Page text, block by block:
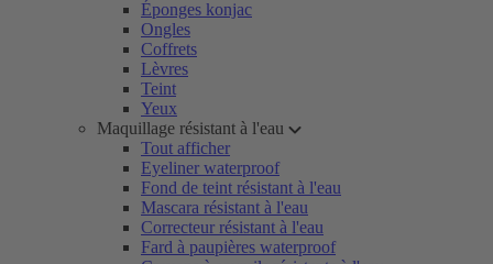
Éponges konjac
Ongles
Coffrets
Lèvres
Teint
Yeux
Maquillage résistant à l'eau
Tout afficher
Eyeliner waterproof
Fond de teint résistant à l'eau
Mascara résistant à l'eau
Correcteur résistant à l'eau
Fard à paupières waterproof